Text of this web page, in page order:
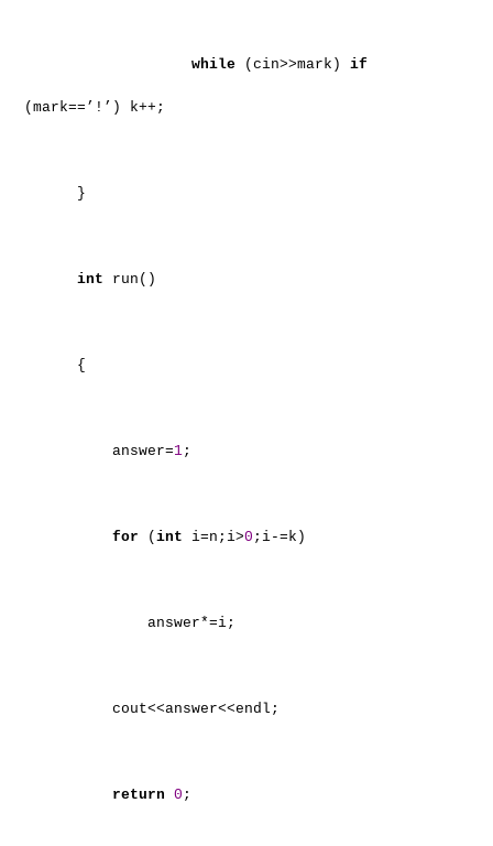
while (cin>>mark) if
(mark==’!’) k++;
}
int run()
{
answer=1;
for ( int i=n;i>0 ;i-=k)
answer*=i;
cout<<answer<<endl;
return 0 ;